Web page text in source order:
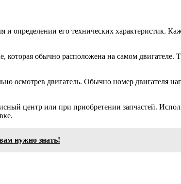
определении его технических характеристик.
обычно расположена на самом двигателе.
осмотрев двигатель. Обычно номер двигателя
центр или при приобретении запчастей.
нужно знать!